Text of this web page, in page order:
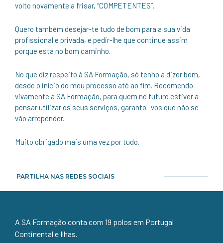
volto novamente a frisar, “COMPETENTES”.
Quero também desejar-te tudo de bom para a sua vida
profissional e privada, e pedir-lhe que continue assim
porque está no bom caminho.
No que diz respeito à SA Formação, só tenho a dizer bem,
desde o início do meu processo até ao fim. Recomendo
vivamente a SA Formação, para quem no futuro estiver a
pensar utilizar os seus serviços, garanto- vos que não se
vão arrepender.
Muito obrigado mais uma vez por tudo.
PARTILHA NAS REDES SOCIAIS
A SA Formação conta com 19 polos em Portugal
Continental e Ilhas.